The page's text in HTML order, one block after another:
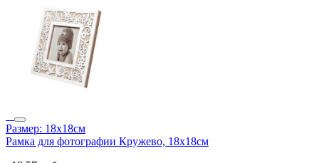
Размер: 18x18см
Рамка для фотографии Кружево, 18x18см